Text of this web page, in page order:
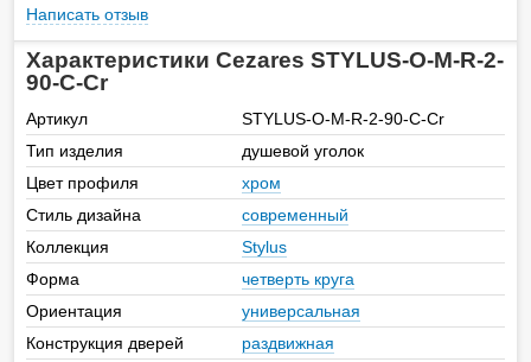
Написать отзыв
Характеристики Cezares STYLUS-O-M-R-2-
90-C-Cr
Артикул
STYLUS-O-M-R-2-90-C-Cr
Тип изделия
душевой уголок
Цвет профиля
хром
Стиль дизайна
современный
Коллекция
Stylus
Форма
четверть круга
Ориентация
универсальная
Конструкция дверей
раздвижная